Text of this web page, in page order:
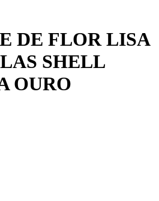
DE FLOR LISA
SHELL
OURO